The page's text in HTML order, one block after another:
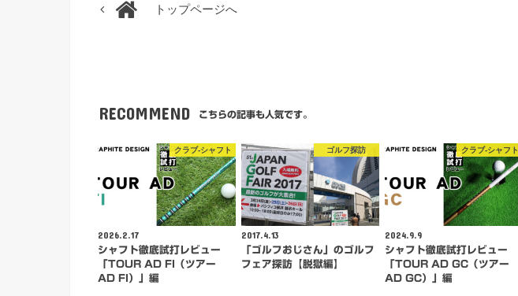
トップページへ
RECOMMEND こちらの記事も人気です。
クラブ-シャフト
2026.2.17
シャフト徹底試打レビュー
「TOUR AD FI（ツアー
AD FI）」編
ゴルフ探訪
2017.4.13
「ゴルフおじさん」のゴルフ
フェア探訪【脱獄編】
クラブ-シャフト
2024.9.9
シャフト徹底試打レビュー
「TOUR AD GC（ツアー
AD GC）」編